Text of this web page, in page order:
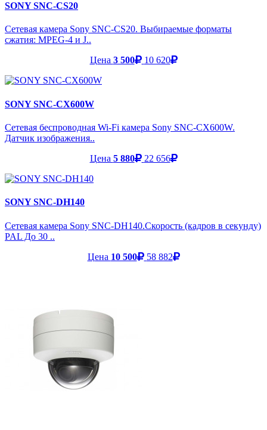
SONY SNC-CS20
Сетевая камера Sony SNC-CS20. Выбираемые форматы
сжатия: MPEG-4 и J..
Цена 3 500 10 620
SONY SNC-CX600W
Сетевая беспроводная Wi-Fi камера Sony SNC-CX600W.
Датчик изображения..
Цена 5 880 22 656
SONY SNC-DH140
Сетевая камера Sony SNC-DH140.Скорость (кадров в секунду)
PAL До 30 ..
Цена 10 500 58 882